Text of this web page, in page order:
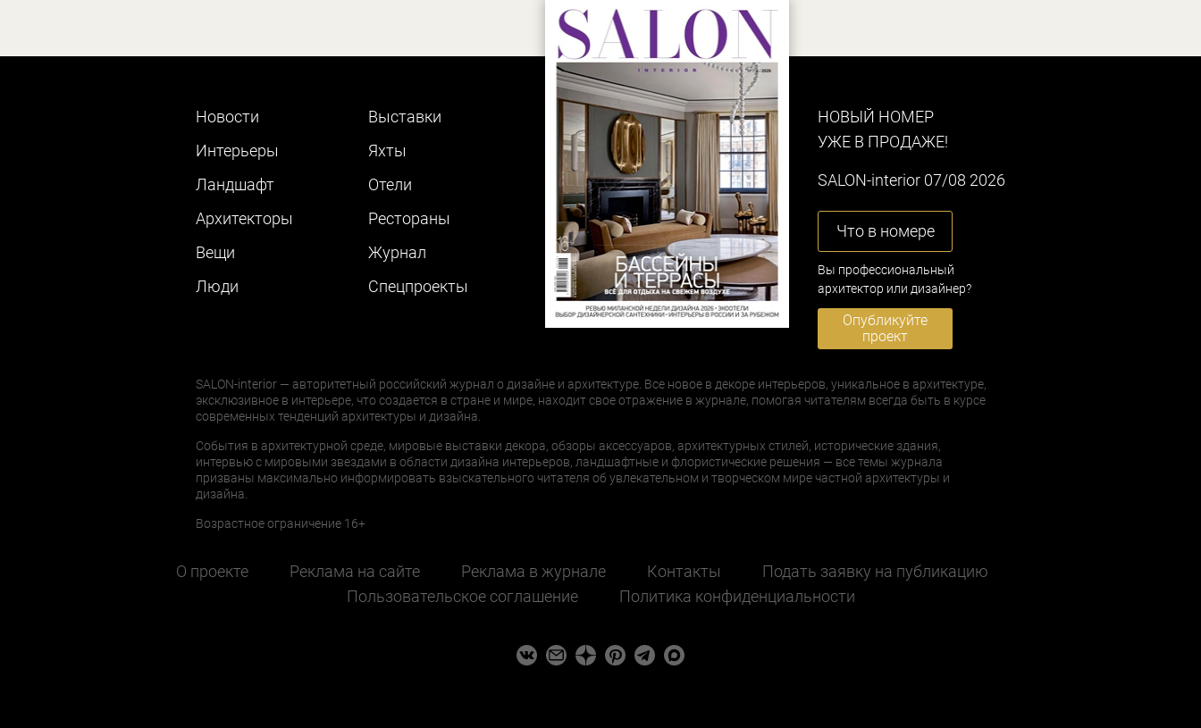
Новости
Интерьеры
Ландшафт
Архитекторы
Вещи
Люди
Выставки
Яхты
Отели
Рестораны
Журнал
Cпецпроекты
НОВЫЙ НОМЕР
УЖЕ В ПРОДАЖЕ!
SALON-interior 07/08 2026
Что в номере
Вы профессиональный
архитектор или дизайнер?
Опубликуйте
проект
SALON-interior — авторитетный российский журнал о дизайне и архитектуре. Все новое в декоре интерьеров, уникальное в архитектуре,
эксклюзивное в интерьере, что создается в стране и мире, находит свое отражение в журнале, помогая читателям всегда быть в курсе
современных тенденций архитектуры и дизайна.
События в архитектурной среде, мировые выставки декора, обзоры аксессуаров, архитектурных стилей, исторические здания,
интервью с мировыми звездами в области дизайна интерьеров, ландшафтные и флористические решения — все темы журнала
призваны максимально информировать взыскательного читателя об увлекательном и творческом мире частной архитектуры и
дизайна.
Возрастное ограничение 16+
О проекте Реклама на сайте Реклама в журнале Контакты
Подать заявку на публикацию
Пользовательское соглашение
Политика конфиденциальности